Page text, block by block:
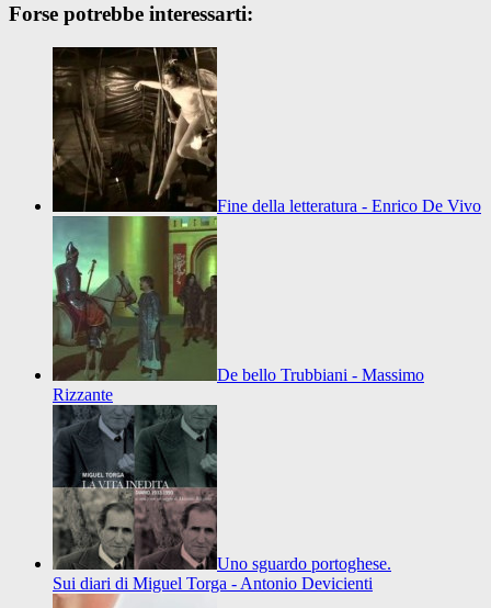
Forse potrebbe interessarti:
Fine della letteratura - Enrico De Vivo
De bello Trubbiani - Massimo
Rizzante
Uno sguardo portoghese.
Sui diari di Miguel Torga - Antonio Devicienti